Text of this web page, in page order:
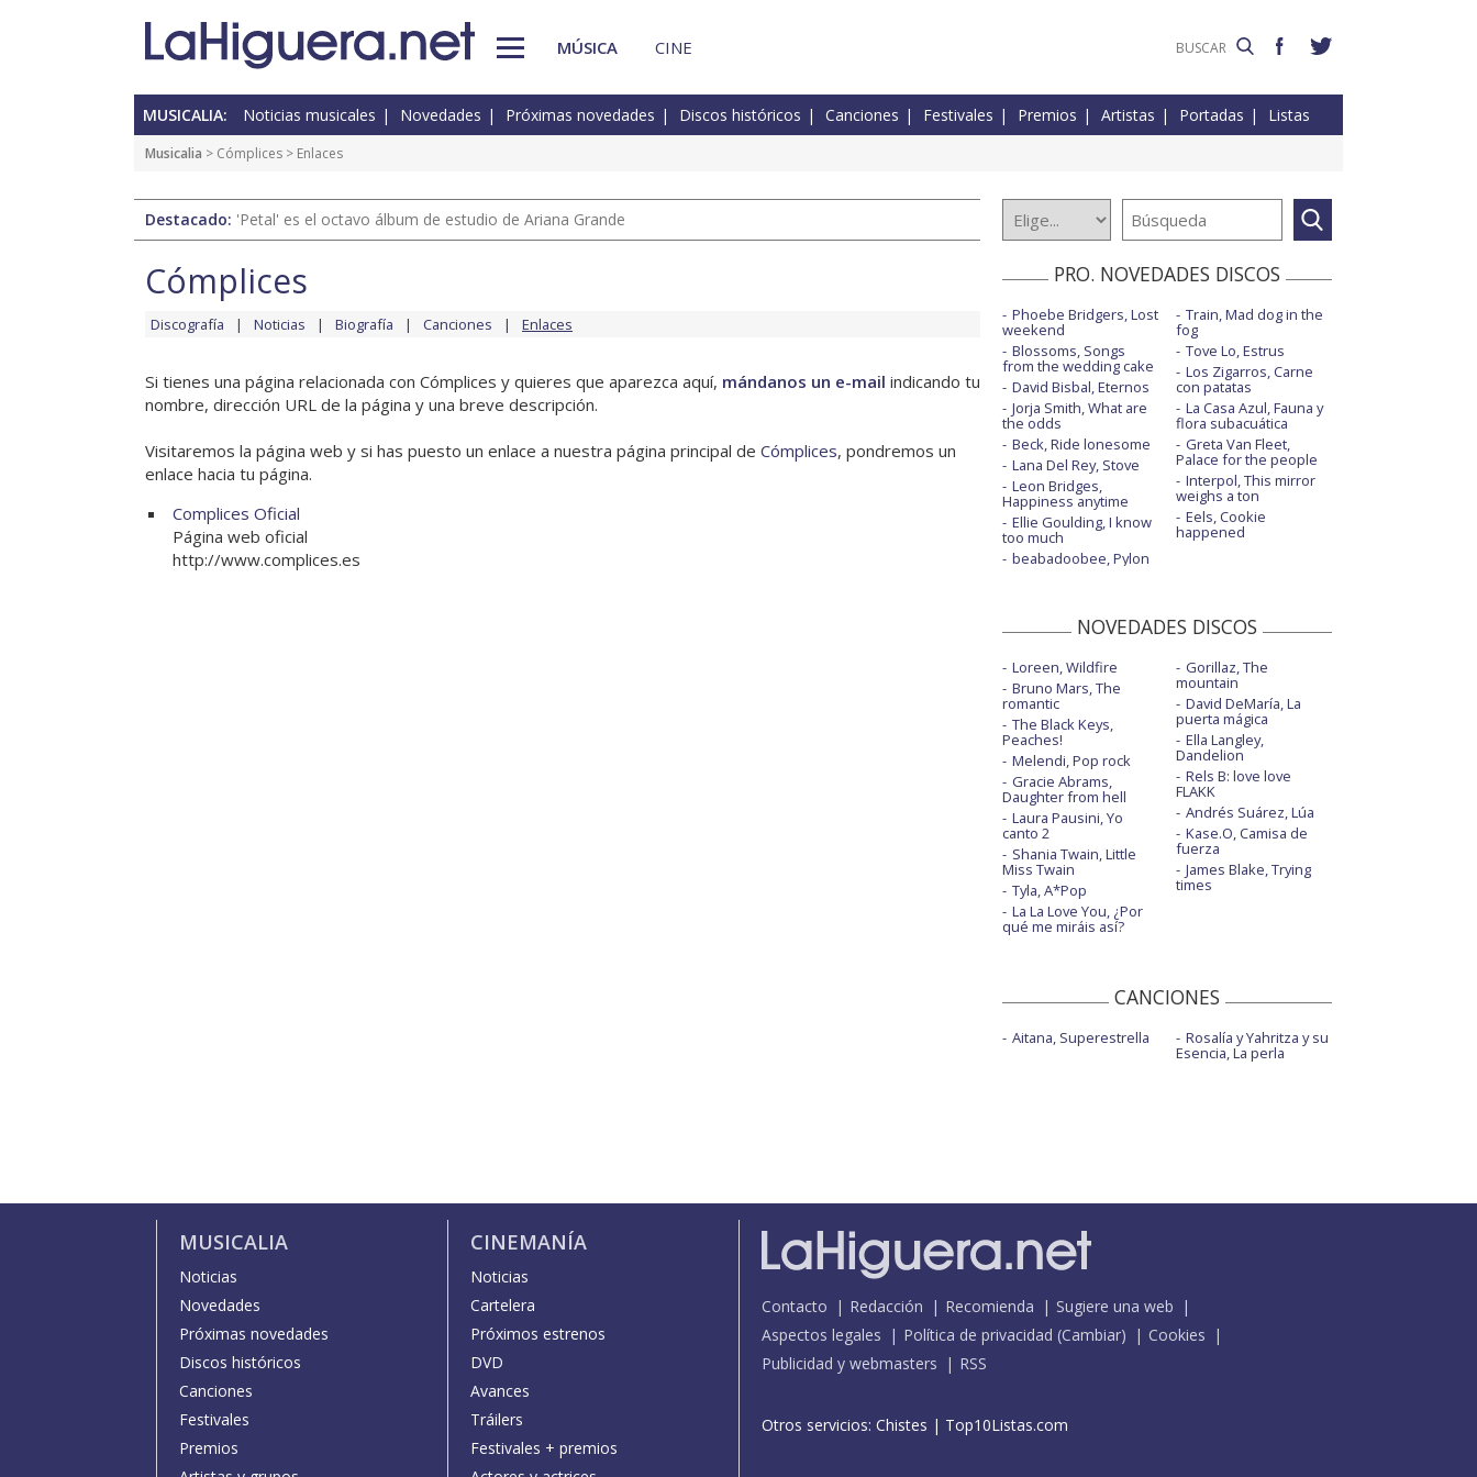
MÚSICA CINE
MUSICALIA: Noticias musicales Novedades Próximas novedades Discos históricos Canciones Festivales Premios Artistas Portadas Listas
Musicalia > Cómplices > Enlaces
Destacado: 'Petal' es el octavo álbum de estudio de Ariana Grande
Cómplices
Discografía Noticias Biografía Canciones Enlaces
Si tienes una página relacionada con Cómplices y quieres que aparezca aquí, mándanos un e-mail indicando tu
nombre, dirección URL de la página y una breve descripción.
Visitaremos la página web y si has puesto un enlace a nuestra página principal de Cómplices, pondremos un
enlace hacia tu página.
Complices Oficial
Página web oficial
http://www.complices.es
PRO. NOVEDADES DISCOS
Phoebe Bridgers, Lost
weekend
Blossoms, Songs
from the wedding cake
David Bisbal, Eternos
Jorja Smith, What are
the odds
Beck, Ride lonesome
Lana Del Rey, Stove
Leon Bridges,
Happiness anytime
Ellie Goulding, I know
too much
beabadoobee, Pylon
Train, Mad dog in the
fog
Tove Lo, Estrus
Los Zigarros, Carne
con patatas
La Casa Azul, Fauna y
flora subacuática
Greta Van Fleet,
Palace for the people
Interpol, This mirror
weighs a ton
Eels, Cookie
happened
NOVEDADES DISCOS
Loreen, Wildfire
Bruno Mars, The
romantic
The Black Keys,
Peaches!
Melendi, Pop rock
Gracie Abrams,
Daughter from hell
Laura Pausini, Yo
canto 2
Shania Twain, Little
Miss Twain
Tyla, A*Pop
La La Love You, ¿Por
qué me miráis así?
Gorillaz, The
mountain
David DeMaría, La
puerta mágica
Ella Langley,
Dandelion
Rels B: love love
FLAKK
Andrés Suárez, Lúa
Kase.O, Camisa de
fuerza
James Blake, Trying
times
CANCIONES
Aitana, Superestrella Rosalía y Yahritza y su
Esencia, La perla
MUSICALIA
Noticias
Novedades
Próximas novedades
Discos históricos
Canciones
Festivales
Premios
CINEMANÍA
Noticias
Cartelera
Próximos estrenos
DVD
Avances
Tráilers
Festivales + premios
Contacto Redacción Recomienda
Sugiere una web
Aspectos legales
Política de privacidad (Cambiar)
Cookies
Publicidad y webmasters
RSS
Otros servicios: Chistes | Top10Listas.com